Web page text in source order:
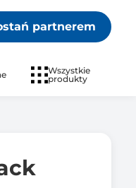
partnerem
Wszystkie
produkty